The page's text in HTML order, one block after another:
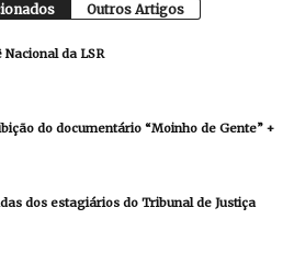
Outros Artigos
da LSR
do documentário “Moinho de Gente” +
dos estagiários do Tribunal de Justiça